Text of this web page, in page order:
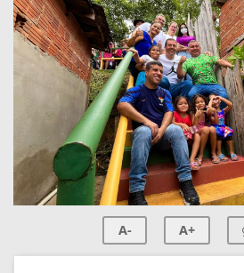
A- A+